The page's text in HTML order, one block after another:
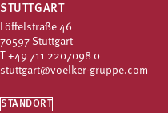
STUTTGART
Löffelstraße 46
70597 Stuttgart
+49 711 2207098 0
stuttgart@voelker-gruppe.com
STANDORT